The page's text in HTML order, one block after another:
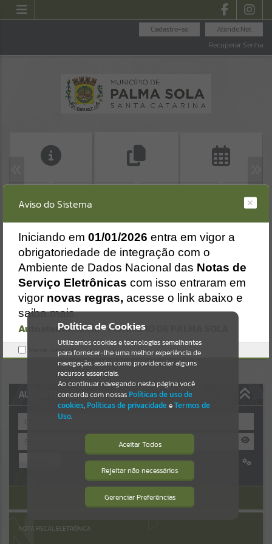
Atende.Net
Cadastre-se
Recuperar Senha
INFORMAÇÃO
Resultados para""
Portais
Por favor, aguarde...
NOTÍCIAS
Por favor, aguarde...
Por favor, aguarde...
AUTOATENDIMENTO
Cadastre-se|Recuperar Senha
ACESSAR SEM LOGIN
NOTA FISCAL ELETRÔNICA
Política de Cookies
Utilizamos cookies e tecnologias semelhantes
para fornecer-lhe uma melhor experiência de
navegação, assim como providenciar alguns
recursos essenciais.
Ao continuar navegando nesta página você
concorda com nossas Políticas de uso de
cookies, Políticas de privacidadeeTermos de
Uso.
Aceitar Todos
Rejeitar não necessários
Gerenciar Preferências
Isto significa que diversos recursos
providenciados poderão não estar
Aviso do Sistema
Iniciando em 01/01/2026 entra em vigor a
obrigatoriedade de integração com o
Ambiente de Dados Nacional das Notas de
Serviço Eletrônicas com isso entraram em
vigor novas regras, acesse o link abaixo e
saiba mais.
Autoatendimento - MUNICÍPIO DE PALMA SOLA
Marcar como lido.
Erro
Gerenciamento do Sistema
CÓDIGO DA MENSAGEM:
Ocorreu um erro de script:
Uncaught SyntaxError: Unexpected token '('
https://palmasola.atende.net/cidadao/pagina/static/bundle/wpo_ind
ex_2_base_l2_portal_editores_sync_51eae23a948e64315f37e4869ad
2ca1c.js?v=81b3e61e:47
Verificar Mais Detalhes